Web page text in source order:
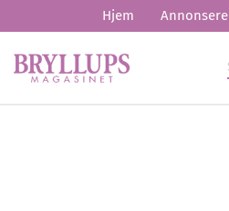
Hjem Annonsere